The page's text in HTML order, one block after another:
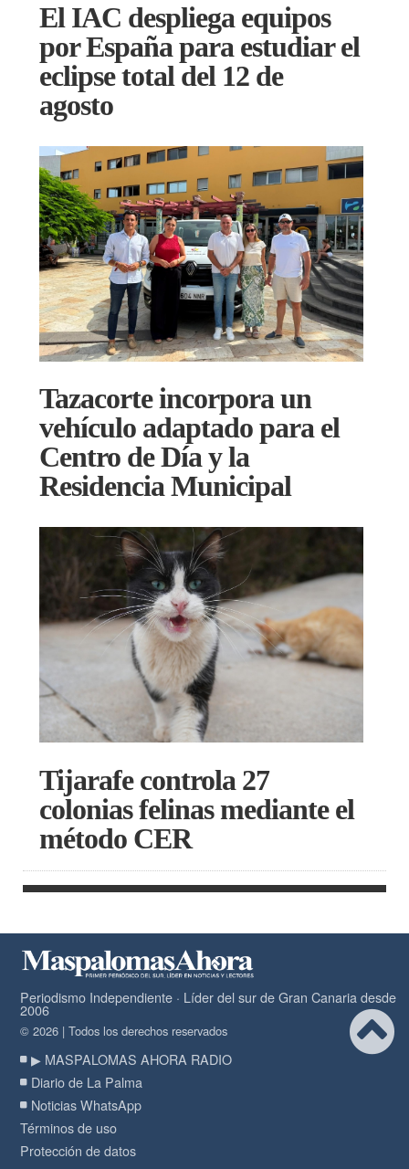
El IAC despliega equipos
por España para estudiar el
eclipse total del 12 de
agosto
Tazacorte incorpora un
vehículo adaptado para el
Centro de Día y la
Residencia Municipal
Tijarafe controla 27
colonias felinas mediante el
método CER
Periodismo Independiente · Líder del sur de Gran Canaria desde
2006
© 2026 | Todos los derechos reservados
▶ MASPALOMAS AHORA RADIO
Diario de La Palma
Noticias WhatsApp
Términos de uso
Protección de datos